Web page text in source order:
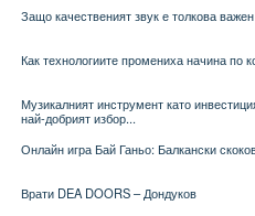
Защо качественият звук е толкова
Как технологиите промениха начина по
Музикалният инструмент като
най-добрият избор...
Онлайн игра Бай Ганьо: Балкански
Врати DEA DOORS – Дондуков